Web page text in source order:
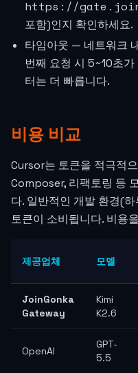
https://
포함)인지 확인하세요.
타임아웃 — 네트워크
번째 요청 시 5~10초
터는 더 빠릅니다.
비용 비교
Cursor는 토큰을 적극적
Composer, 리팩토링 등
다. 일반적인 개발 환경(
토큰이 소비됩니다. 비용
제공업체 모델
JoinGonka
Gateway
Kimi
K2.6
OpenAI
GPT-
5.5